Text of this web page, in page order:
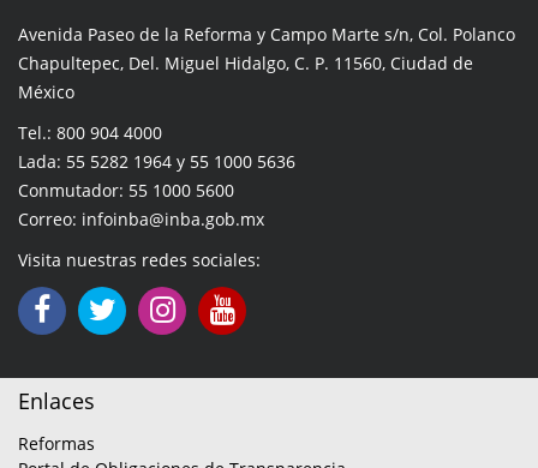
Avenida Paseo de la Reforma y Campo Marte s/n, Col. Polanco
Chapultepec, Del. Miguel Hidalgo, C. P. 11560, Ciudad de
México
Tel.: 800 904 4000
Lada: 55 5282 1964 y 55 1000 5636
Conmutador: 55 1000 5600
Correo: infoinba@inba.gob.mx
Visita nuestras redes sociales:
Enlaces
Reformas